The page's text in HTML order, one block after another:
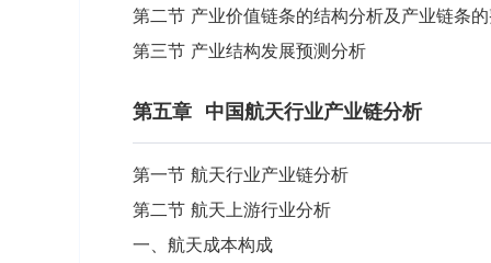
第二节 产业价值链条的结构分析及产业链条
第三节 产业结构发展预测分析
第五章 中国航天行业产业链分析
第一节 航天行业产业链分析
第二节 航天上游行业分析
一、航天成本构成